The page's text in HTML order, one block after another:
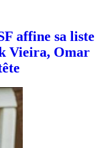
affine sa liste
Vieira, Omar